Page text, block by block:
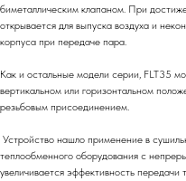
биметаллическим клапаном. При
открывается для выпуска воздуха и
корпуса при передаче пара.
Как и остальные модели серии, FLT35
вертикальном или горизонтальном
резьбовым присоединением.
Устройство нашло применение в
теплообменного оборудования с
увеличивается эффективность